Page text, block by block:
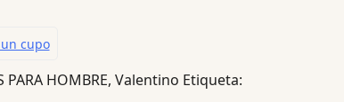
PARA HOMBRE, Valentino Etiqueta: